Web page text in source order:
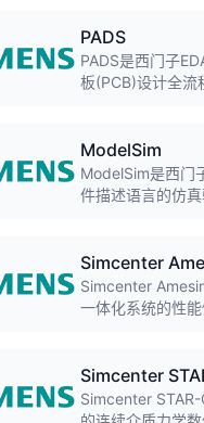
PADS
PADS是西门子
板(PCB)设计全流
ModelSim
ModelSim是西门
件描述语言的仿
Simcenter
Simcenter
一体化系统的性
Simcenter
Simcenter